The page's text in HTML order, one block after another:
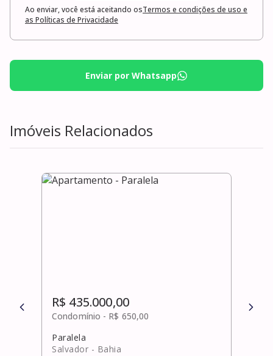
Ao enviar, você está aceitando osTermos e condições de uso e
as Políticas de Privacidade
Enviar por Whatsapp
Imóveis Relacionados
R$ 435.000,00
Condomínio - R$ 650,00
Paralela
Salvador - Bahia
R$